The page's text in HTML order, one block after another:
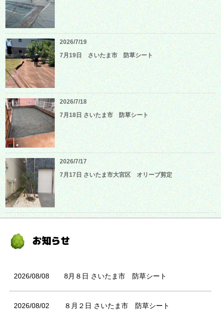
2026/7/19
7月19日 さいたま市 防草シート
2026/7/18
7月18日 さいたま市 防草シート
2026/7/17
7月17日 さいたま市大宮区 オリーブ剪定
2026/08/08 8月８日 さいたま市 防草シート
2026/08/02 ８月２日 さいたま市 防草シート